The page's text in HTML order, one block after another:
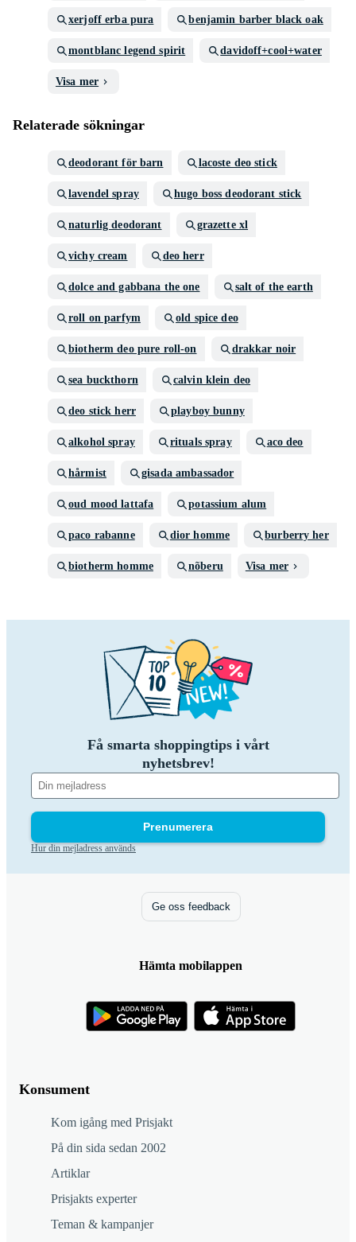
xerjoff erba pura benjamin barber black oak
montblanc legend spirit davidoff+cool+water
Visa mer
Relaterade sökningar
deodorant för barn lacoste deo stick
lavendel spray hugo boss deodorant stick
naturlig deodorant grazette xl
vichy cream deo herr
dolce and gabbana the one salt of the earth
roll on parfym old spice deo
biotherm deo pure roll-on drakkar noir
sea buckthorn calvin klein deo
deo stick herr playboy bunny
alkohol spray rituals spray aco deo
hårmist gisada ambassador
oud mood lattafa potassium alum
paco rabanne dior homme burberry her
biotherm homme nõberu Visa mer
Få smarta shoppingtips i vårt
nyhetsbrev!
Prenumerera
Hur din mejladress används
Konsument
Kom igång med Prisjakt
På din sida sedan 2002
Artiklar
Prisjakts experter
Teman & kampanjer
Ge oss feedback
Hämta mobilappen